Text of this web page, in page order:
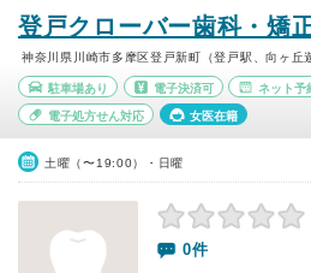
登戸クローバー歯科・矯
神奈川県川崎市多摩区登戸新町（登戸駅、向ヶ丘
駐車場あり 電子決済可 ネット予
電子処方せん対応 女医在籍
土曜（〜19:00）・日曜
0件